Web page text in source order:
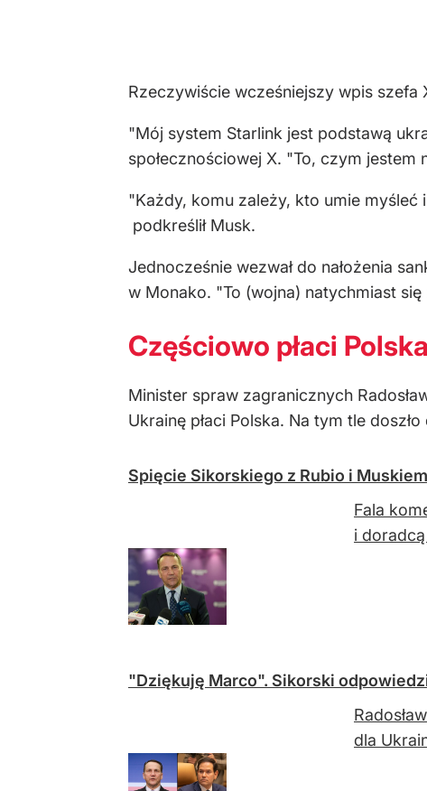
Rzeczywiście wcześniejszy wpis szefa
"Mój system Starlink jest podstawą
społecznościowej X. "To, czym
"Każdy, komu zależy, kto umie
podkreślił Musk.
Jednocześnie wezwał do nałożenia
w Monako. "To (wojna) natychmiast się
Częściowo płaci Polska
Minister spraw zagranicznych
Ukrainę płaci Polska. Na tym tle doszło
Spięcie Sikorskiego z Rubio i
Fala
i
"Dziękuję Marco". Sikorski
dla